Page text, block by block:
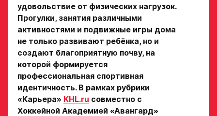
удовольствие от физических нагрузок.
Прогулки, занятия различными
активностями и подвижные игры дома
не только развивают ребёнка, но и
создают благоприятную почву, на
которой формируется
профессиональная спортивная
идентичность. В рамках рубрики
«Карьера» KHL.ru совместно с
Хоккейной Академией «Авангард»